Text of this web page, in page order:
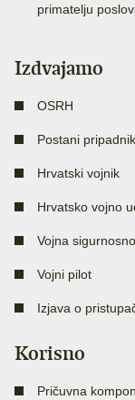
primatelju
Izdvajamo
OSRH
Postani
Hrvatski vojnik
Hrvatsko vojno
Vojna
Vojni pilot
Izjava o
Korisno
Pričuvna